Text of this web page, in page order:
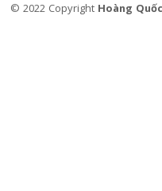
© 2022 Copyright Hoàng